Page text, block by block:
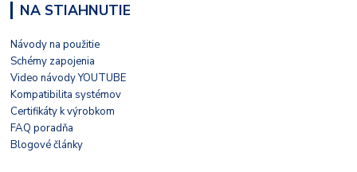
NA STIAHNUTIE
Návody na použitie
Schémy zapojenia
Video návody YOUTUBE
Kompatibilita systémov
Certifikáty k výrobkom
FAQ poradňa
Blogové články